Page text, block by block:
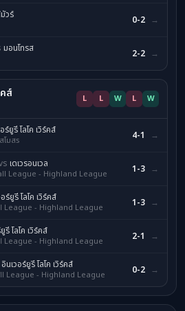
วร์ 0-2 →
มอนโทรส 2-2 →
ส์ L L W L W
ร์ยูรี โลโค เวิร์คส์
โมสร 4-1 →
เดเวรอนเวล
League - Highland League 1-3 →
ร์ยูรี โลโค เวิร์คส์
League - Highland League 1-3 →
รี โลโค เวิร์คส์
League - Highland League 2-1 →
อินเวอร์ยูรี โลโค เวิร์คส์
League - Highland League 0-2 →